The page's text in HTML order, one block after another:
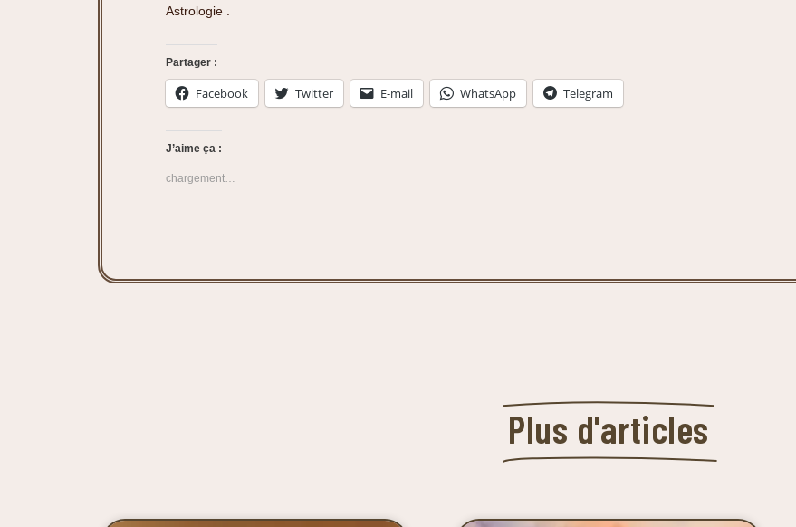
Astrologie
Partager :
Facebook Twitter E-mail WhatsApp Telegram
J’aime ça :
chargement…
Plus d'articles